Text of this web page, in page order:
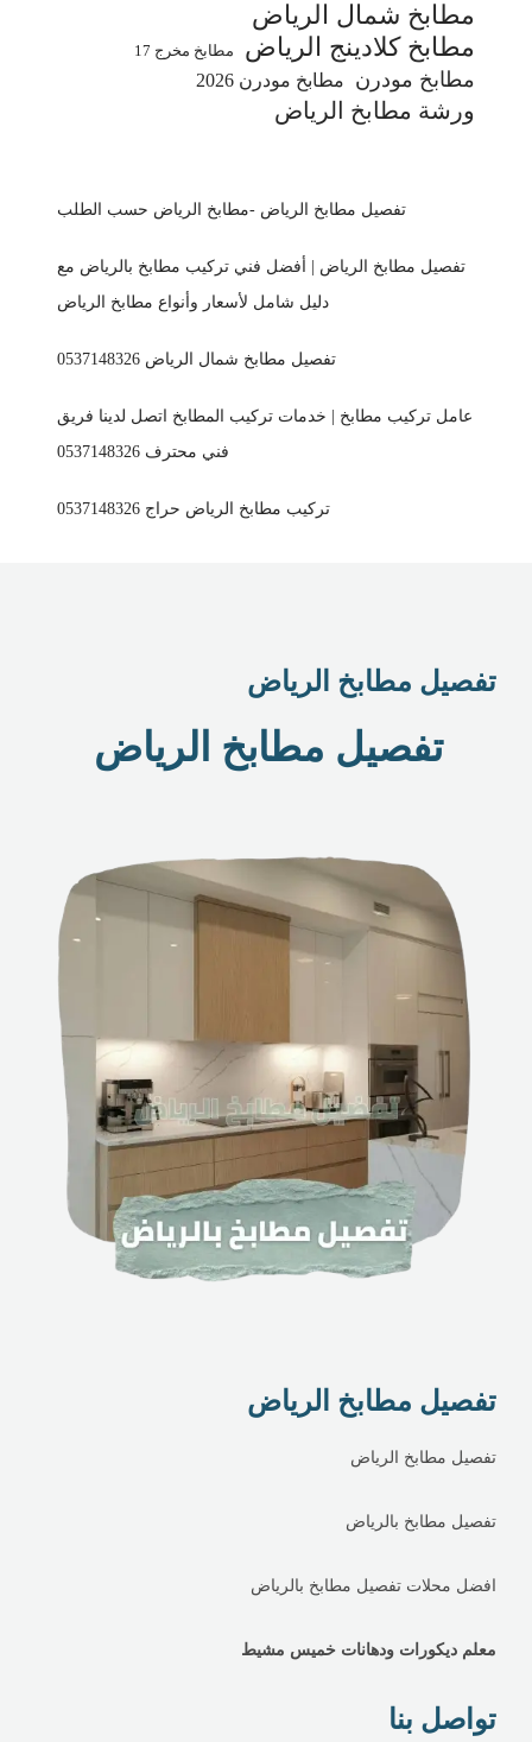
مطابخ شمال الرياض
مطابخ كلادينج الرياض
مطابخ مخرج 17
مطابخ مودرن مطابخ مودرن 2026
ورشة مطابخ الرياض
تفصيل مطابخ الرياض -مطابخ الرياض حسب الطلب
تفصيل مطابخ الرياض | أفضل فني تركيب مطابخ بالرياض مع
دليل شامل لأسعار وأنواع مطابخ الرياض
تفصيل مطابخ شمال الرياض 0537148326
عامل تركيب مطابخ | خدمات تركيب المطابخ اتصل لدينا فريق
فني محترف 0537148326
تركيب مطابخ الرياض حراج 0537148326
تفصيل مطابخ الرياض
تفصيل مطابخ الرياض
تفصيل مطابخ الرياض
تفصيل مطابخ الرياض
تفصيل مطابخ بالرياض
افضل محلات تفصيل مطابخ بالرياض
معلم ديكورات ودهانات خميس مشيط
تواصل بنا